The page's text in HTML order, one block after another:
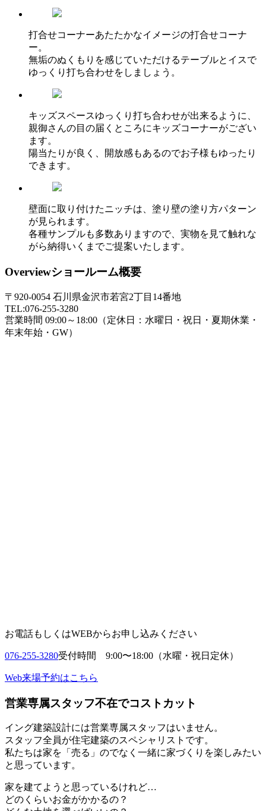
打合せコーナーあたたかなイメージの打合せコーナ
ー。
無垢のぬくもりを感じていただけるテーブルとイスで
ゆっくり打ち合わせをしましょう。
キッズスペースゆっくり打ち合わせが出来るように、
親御さんの目の届くところにキッズコーナーがござい
ます。
陽当たりが良く、開放感もあるのでお子様もゆったり
できます。
壁面に取り付けたニッチは、塗り壁の塗り方パターン
が見られます。
各種サンプルも多数ありますので、実物を見て触れな
がら納得いくまでご提案いたします。
Overviewショールーム概要
〒920-0054 石川県金沢市若宮2丁目14番地
TEL:076-255-3280
営業時間 09:00～18:00（定休日：水曜日・祝日・夏期休業・
年末年始・GW）
お電話もしくはWEBからお申し込みください
076-255-3280受付時間 9:00〜18:00（水曜・祝日定休）
Web来場予約はこちら
営業専属スタッフ不在でコストカット
イング建築設計には営業専属スタッフはいません。
スタッフ全員が住宅建築のスペシャリストです。
私たちは家を「売る」のでなく 一緒に家づくりを楽しみたい
と思っています。
家を建てようと思っているけれど…
どのくらいお金がかかるの？